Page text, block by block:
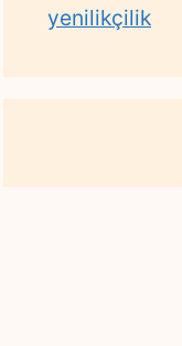
yenilikçilik